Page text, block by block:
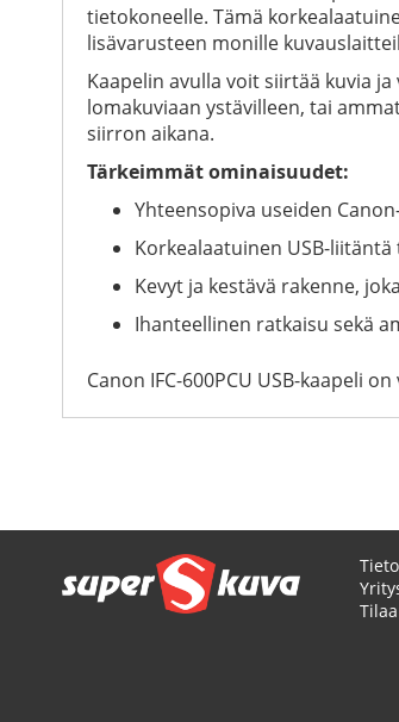
images
gallery
tietokoneelle. Tämä
lisävarusteen monille
Kaapelin avulla voit siirtää kuvia
lomakuviaan ystävilleen, tai
siirron aikana.
Tärkeimmät ominaisuudet:
Yhteensopiva useiden
Korkealaatuinen USB-
Kevyt ja kestävä rakenne,
Ihanteellinen ratkaisu sekä
Canon IFC-600PCU USB-kaapeli